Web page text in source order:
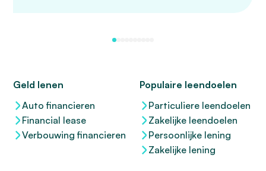
Geld lenen
Auto financieren
Financial lease
Verbouwing financieren
Populaire leendoelen
Particuliere leendoelen
Zakelijke leendoelen
Persoonlijke lening
Zakelijke lening